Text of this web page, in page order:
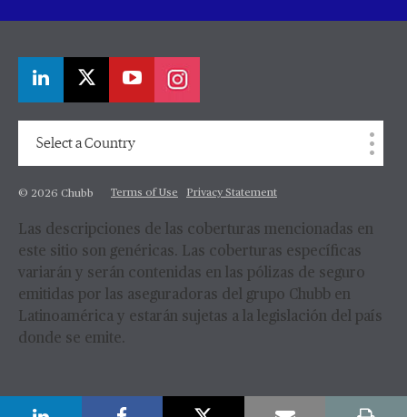
Select a Country
© 2026 Chubb Terms of Use Privacy Statement
Las descripciones de las coberturas mencionadas en
este sitio son genéricas. Las coberturas específicas
variarán y serán contenidas en las pólizas de seguro
emitidas por las aseguradoras del grupo Chubb en
Latinoamérica y estarán sujetas a la legislación del país
donde se emite.